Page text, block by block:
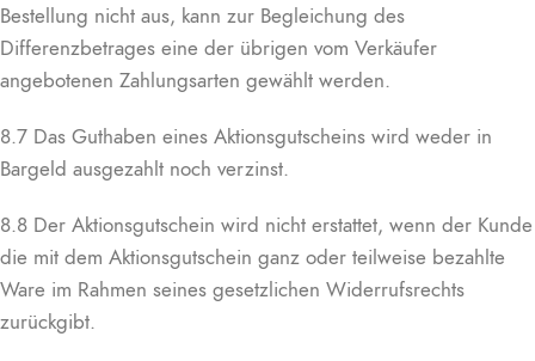
Bestellung nicht aus, kann zur Begleichung des
Differenzbetrages eine der übrigen vom Verkäufer
angebotenen Zahlungsarten gewählt werden.
8.7 Das Guthaben eines Aktionsgutscheins wird weder in
Bargeld ausgezahlt noch verzinst.
8.8 Der Aktionsgutschein wird nicht erstattet, wenn der Kunde
die mit dem Aktionsgutschein ganz oder teilweise bezahlte
Ware im Rahmen seines gesetzlichen Widerrufsrechts
zurückgibt.